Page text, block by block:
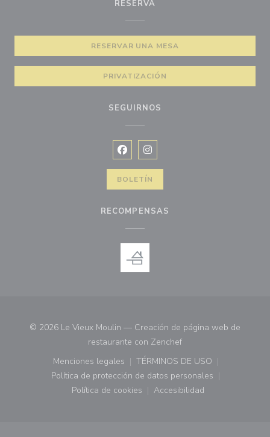
RESERVA
RESERVAR UNA MESA
PRIVATIZACIÓN
SEGUIRNOS
Facebook ((abre en una nueva
Instagram ((abre en una
BOLETÍN
RECOMPENSAS
© 2026 Le Vieux Moulin — Creación de página web de
restaurante con Zenchef((abre en una nueva
Menciones legales
((abre en una nueva ventana))
TÉRMINOS DE USO
((abre en una nueva
Política de protección de datos personales
((abre en una nueva ventana))
Política de cookies
((abre en una nueva ventana))
Accesibilidad
((abre en una nueva